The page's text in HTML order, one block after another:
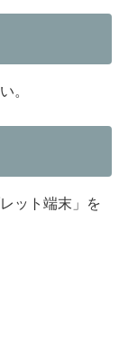
。
ット端末」を